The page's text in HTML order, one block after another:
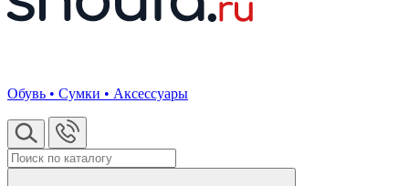
Обувь • Сумки • Аксессуары